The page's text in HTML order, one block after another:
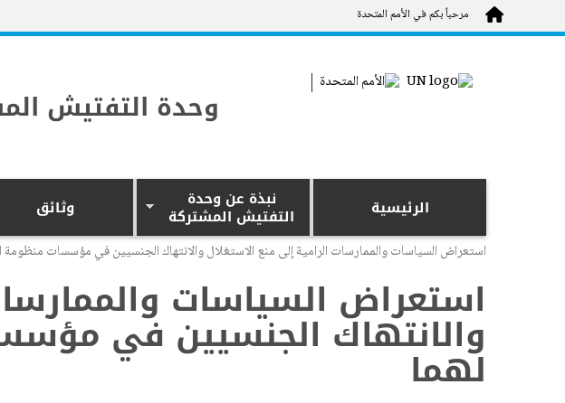
Skip to main contentمرحباً بكم في الأمم المتحدة
وحدة التفتيش
الرئيسية نبذة عن وحدة
التفتيش المشتركة وثائق
استعراض السياسات والممارسات الرامية إلى منع الاستغلال والانتهاك الجنسيين في مؤسسات منظومة
استعراض السياسات
والانتهاك الجنسيين في
لهما